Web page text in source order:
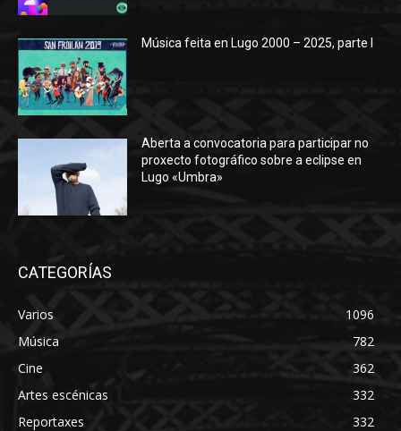
Música feita en Lugo 2000 – 2025, parte I
Aberta a convocatoria para participar no
proxecto fotográfico sobre a eclipse en
Lugo «Umbra»
CATEGORÍAS
Varios
1096
Música
782
Cine
362
Artes escénicas
332
Reportaxes
332